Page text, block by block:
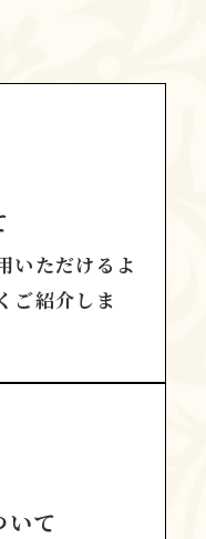
いただけるよ
ご紹介しま
いて